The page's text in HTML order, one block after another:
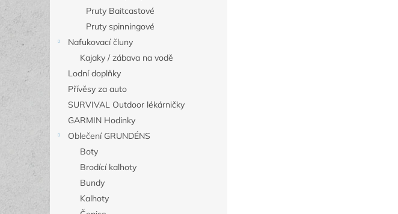
Pruty Baitcastové
Pruty spinningové
Nafukovací čluny
Kajaky / zábava na vodě
Lodní doplňky
Přívěsy za auto
SURVIVAL Outdoor lékárničky
GARMIN Hodinky
Oblečení GRUNDÉNS
Boty
Brodící kalhoty
Bundy
Kalhoty